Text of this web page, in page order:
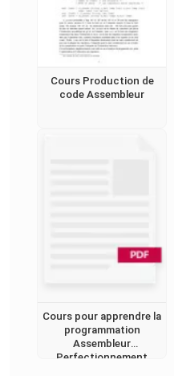
Cours Production de
code Assembleur
Cours pour apprendre la
programmation
Assembleur
Perfectionnement